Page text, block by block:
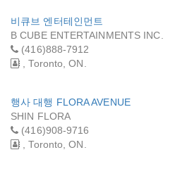
비큐브 엔터테인먼트
B CUBE ENTERTAINMENTS INC.
(416)888-7912
, Toronto, ON.
행사 대행 FLORA AVENUE
SHIN FLORA
(416)908-9716
, Toronto, ON.